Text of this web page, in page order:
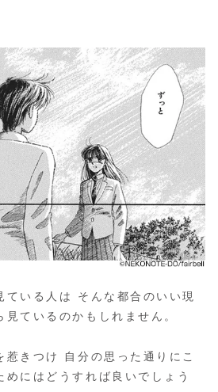
ている人は そんな都合のいい現
ているのかもしれません。
惹きつけ 自分の思った通りにこ
めにはどうすれば良いでしょう